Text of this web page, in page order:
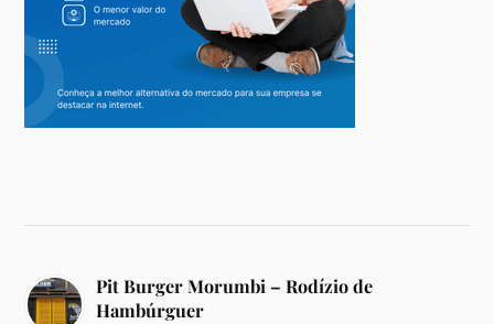
Pit Burger Morumbi – Rodízio de
Hambúrguer